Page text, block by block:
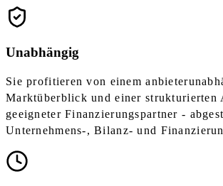
Unabhängig
Sie profitieren von einem
Marktüberblick und einer strukturierten
geeigneter Finanzierungspartner -
Unternehmens-, Bilanz- und